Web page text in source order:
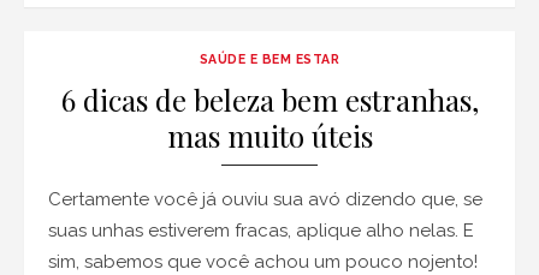
SAÚDE E BEM ESTAR
6 dicas de beleza bem estranhas,
mas muito úteis
Certamente você já ouviu sua avó dizendo que, se
suas unhas estiverem fracas, aplique alho nelas. E
sim, sabemos que você achou um pouco nojento!